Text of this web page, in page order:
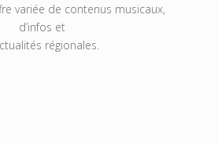
variée de contenus musicaux,
d’infos et
régionales.